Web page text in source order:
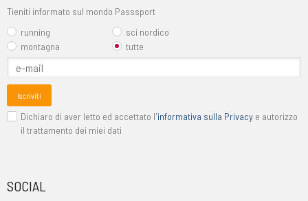
Tieniti informato sul mondo Passsport
running
sci nordico
montagna
tutte
Iscriviti
Dichiaro di aver letto ed accettato l'informativa sulla Privacy e autorizzo
il trattamento dei miei dati
SOCIAL